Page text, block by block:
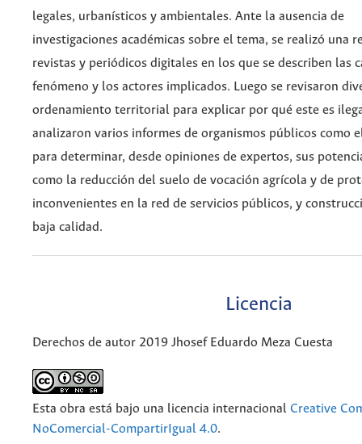
legales, urbanísticos y ambientales. Ante la ausencia de
investigaciones académicas sobre el tema, se realizó una
revistas y periódicos digitales en los que se describen las
fenómeno y los actores implicados. Luego se revisaron
ordenamiento territorial para explicar por qué este es
analizaron varios informes de organismos públicos como
para determinar, desde opiniones de expertos, sus
como la reducción del suelo de vocación agrícola y de
inconvenientes en la red de servicios públicos, y
baja calidad.
Licencia
Derechos de autor 2019 Jhosef Eduardo Meza Cuesta
Esta obra está bajo una licencia internacional Creative
NoComercial-CompartirIgual 4.0.